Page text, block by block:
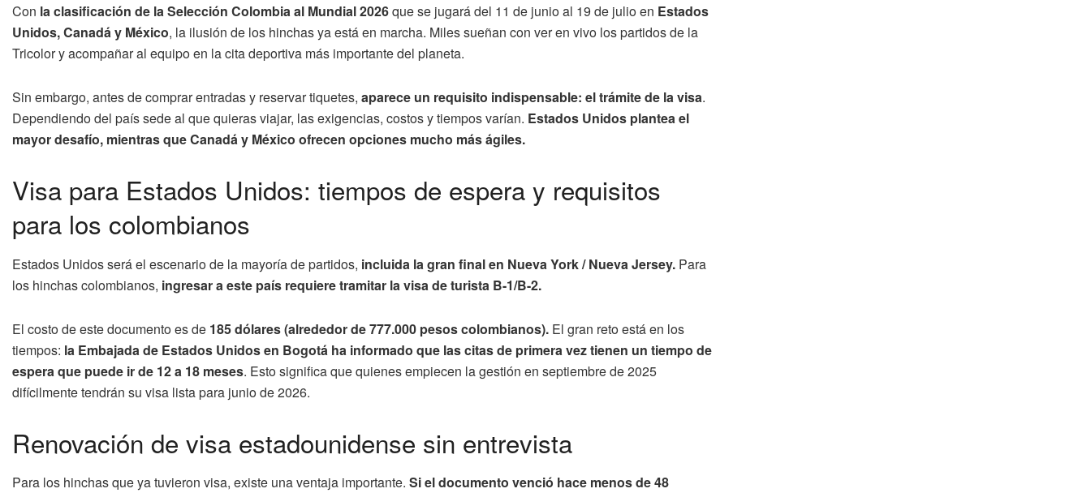
Con la clasificación de la Selección Colombia al Mundial 2026que se jugará del 11 de junio al 19 de julio en Estados
Unidos, Canadá y México, la ilusión de los hinchas ya está en marcha. Miles sueñan con ver en vivo los partidos de la
Tricolor y acompañar al equipo en la cita deportiva más importante del planeta.
Sin embargo, antes de comprar entradas y reservar tiquetes, aparece un requisito indispensable: el trámite de la visa.
Dependiendo del país sede al que quieras viajar, las exigencias, costos y tiempos varían. Estados Unidos plantea el
mayor desafío, mientras que Canadá y México ofrecen opciones mucho más ágiles.
Visa para Estados Unidos: tiempos de espera y requisitos
para los colombianos
Estados Unidos será el escenario de la mayoría de partidos, incluida la gran final en Nueva York / Nueva Jersey. Para
los hinchas colombianos, ingresar a este país requiere tramitar la visa de turista B-1/B-2.
El costo de este documento es de 185 dólares (alrededor de 777.000 pesos colombianos). El gran reto está en los
tiempos: la Embajada de Estados Unidos en Bogotá ha informado que las citas de primera vez tienen un tiempo de
espera que puede ir de 12 a 18 meses. Esto significa que quienes empiecen la gestión en septiembre de 2025
difícilmente tendrán su visa lista para junio de 2026.
Renovación de visa estadounidense sin entrevista
Para los hinchas que ya tuvieron visa, existe una ventaja importante. Si el documento venció hace menos de 48